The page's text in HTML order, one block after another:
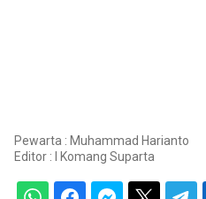
Pewarta : Muhammad Harianto
Editor :
I Komang Suparta